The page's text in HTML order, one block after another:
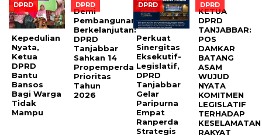
DPRD
Kepedulian
Nyata,
Ketua
DPRD
Bantu
Bansos
Bagi Warga
Tidak
Mampu
DPRD
Demi
Pembangunan
Berkelanjutan:
DPRD
Tanjabbar
Sahkan 14
Propemperda
Prioritas
Tahun
2026
DPRD
Perkuat
Sinergitas
Eksekutif-
Legislatif,
DPRD
Tanjabbar
Gelar
Paripurna
Empat
Ranperda
Strategis
DPRD
KETUA
DPRD
TANJABBAR:
POS
DAMKAR
BATANG
ASAM
WUJUD
NYATA
KOMITMEN
LEGISLATIF
TERHADAP
KESELAMATAN
RAKYAT